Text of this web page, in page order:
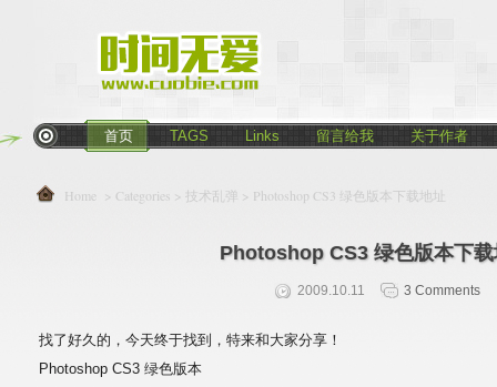
首页 TAGS Links 留言给我 关于作者
Home > Categories > 技术乱弹 > Photoshop CS3 绿色版本下载地址
Photoshop CS3 绿色版本下
2009.10.11 3 Comments
找了好久的，今天终于找到，特来和大家分享！
Photoshop CS3 绿色版本